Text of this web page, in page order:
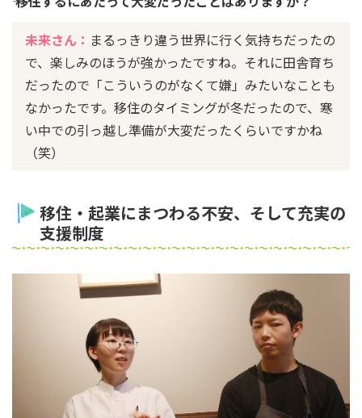
未来さん： まるっきり違う世界に行く気持ちだったの
で、楽しみのほうが強かったですね。それに田舎育ち
だったので「こういうのがなくて嫌」みたいなことも
なかったです。移住のタイミングが冬だったので、寒
い中での引っ越し準備が大変だったくらいですかね
（笑）
移住・起業にまつわる不安、そして充実の
支援制度